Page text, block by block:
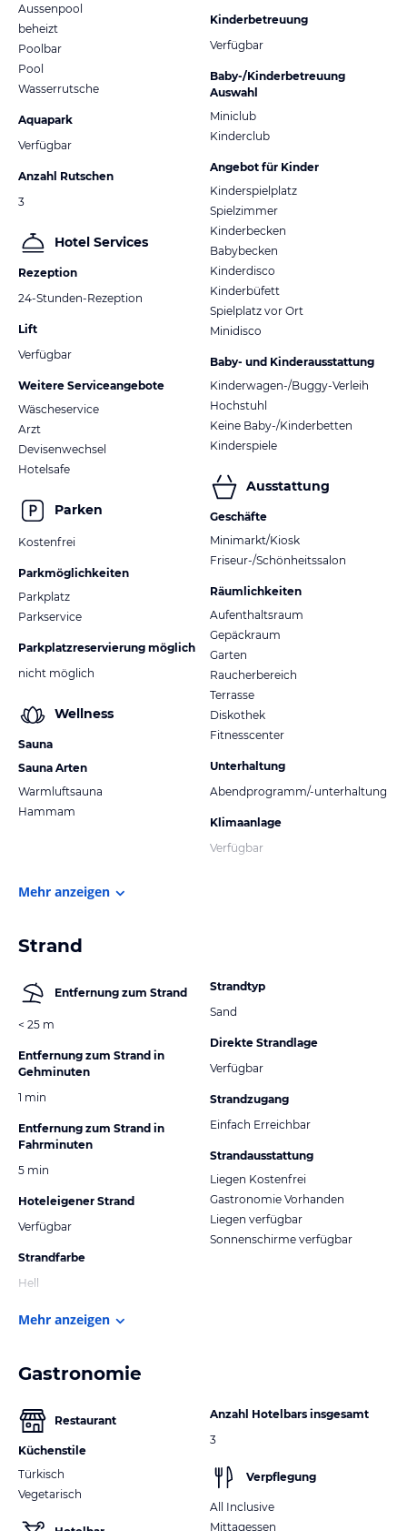
Aussenpool
beheizt
Poolbar
Pool
Wasserrutsche
Aquapark
Verfügbar
Anzahl Rutschen
3
Hotel Services
Rezeption
24-Stunden-Rezeption
Lift
Verfügbar
Weitere Serviceangebote
Wäscheservice
Arzt
Devisenwechsel
Hotelsafe
Parken
Kostenfrei
Parkmöglichkeiten
Parkplatz
Parkservice
Parkplatzreservierung möglich
nicht möglich
Wellness
Sauna
Sauna Arten
Warmluftsauna
Hammam
Kinderbetreuung
Verfügbar
Baby-/Kinderbetreuung
Auswahl
Miniclub
Kinderclub
Angebot für Kinder
Kinderspielplatz
Spielzimmer
Kinderbecken
Babybecken
Kinderdisco
Kinderbüfett
Spielplatz vor Ort
Minidisco
Baby- und Kinderausstattung
Kinderwagen-/Buggy-Verleih
Hochstuhl
Keine Baby-/Kinderbetten
Kinderspiele
Ausstattung
Geschäfte
Minimarkt/Kiosk
Friseur-/Schönheitssalon
Räumlichkeiten
Aufenthaltsraum
Gepäckraum
Garten
Raucherbereich
Terrasse
Diskothek
Fitnesscenter
Unterhaltung
Abendprogramm/-unterhaltung
Klimaanlage
Verfügbar
Mehr anzeigen
Strand
Entfernung zum Strand
< 25 m
Entfernung zum Strand in
Gehminuten
1 min
Entfernung zum Strand in
Fahrminuten
5 min
Hoteleigener Strand
Verfügbar
Strandfarbe
Hell
Strandtyp
Sand
Direkte Strandlage
Verfügbar
Strandzugang
Einfach Erreichbar
Strandausstattung
Liegen Kostenfrei
Gastronomie Vorhanden
Liegen verfügbar
Sonnenschirme verfügbar
Mehr anzeigen
Gastronomie
Restaurant
Küchenstile
Türkisch
Vegetarisch
Anzahl Hotelbars insgesamt
3
Verpflegung
All Inclusive
Mittagessen